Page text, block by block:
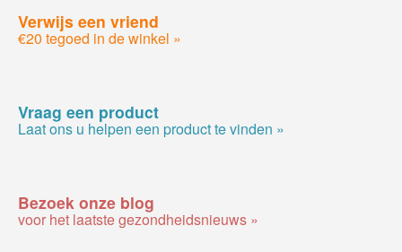
Verwijs een vriend
€20 tegoed in de winkel »
Vraag een product
Laat ons u helpen een product te vinden »
Bezoek onze blog
voor het laatste gezondheidsnieuws »